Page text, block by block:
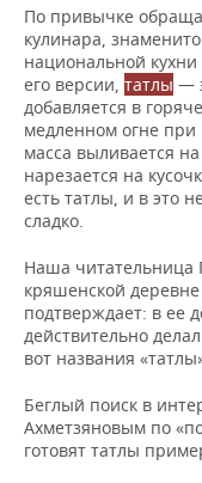
ВОЛЕЙБОЛ
КИБЕРСПОРТ
ФИГУРНОЕ
ВОДНЫЕ ВИДЫ
ХОККЕЙ С МЯЧОМ
ИСТОРИЯ
КУЛЬТУРА
МЕДИЦИНА
ОБРАЗОВАНИЕ
ПРОИСШЕСТВИЯ
СПИСОК ПЕРСОН
СПИСОК
ПОЛНАЯ ВЕРСИЯ
По привычке
кулинара,
национальной
его версии, татлы —
добавляется в
медленном огне
масса выливается
нарезается на
есть татлы, и в это
сладко.
Наша читательница
кряшенской
подтверждает: в ее
действительно
вот названия
Беглый поиск в
Ахметзяновым по
готовят татлы